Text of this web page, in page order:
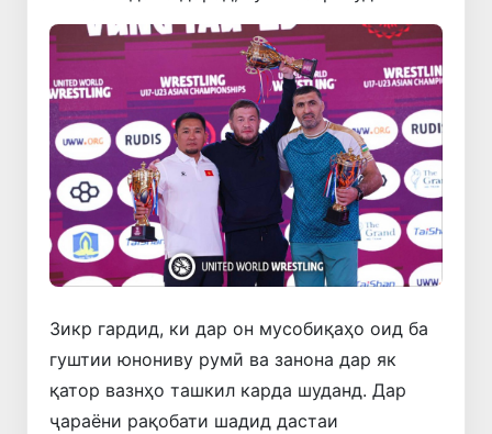
Зикр гардид, ки дар он мусобиқаҳо оид ба
гуштии юнониву румӣ ва занона дар як
қатор вазнҳо ташкил карда шуданд. Дар
ҷараёни рақобати шадид дастаи